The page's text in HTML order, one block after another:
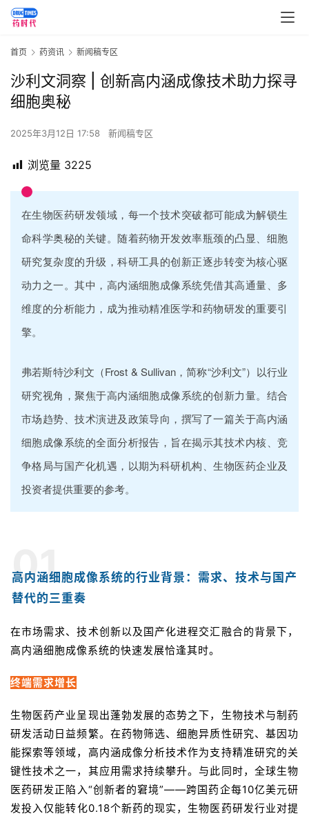
首页 药资讯 新闻稿专区
沙利文洞察 | 创新高内涵成像技术助力探寻
细胞奥秘
2025年3月12日 17:58 新闻稿专区
浏览量 3225
在生物医药研发领域，每一个技术突破都可能成为解锁生
命科学奥秘的关键。随着药物开发效率瓶颈的凸显、细胞
研究复杂度的升级，科研工具的创新正逐步转变为核心驱
动力之一。其中，高内涵细胞成像系统凭借其高通量、多
维度的分析能力，成为推动精准医学和药物研发的重要引
擎。
弗若斯特沙利文（Frost & Sullivan，简称“沙利文”）以行业
研究视角，聚焦于高内涵细胞成像系统的创新力量。结合
市场趋势、技术演进及政策导向，撰写了一篇关于高内涵
细胞成像系统的全面分析报告，旨在揭示其技术内核、竞
争格局与国产化机遇，以期为科研机构、生物医药企业及
投资者提供重要的参考。
01
高内涵细胞成像系统的行业背景：需求、技术与国产
替代的三重奏
在市场需求、技术创新以及国产化进程交汇融合的背景下，
高内涵细胞成像系统的快速发展恰逢其时。
终端需求增长
生物医药产业呈现出蓬勃发展的态势之下，生物技术与制药
研发活动日益频繁。在药物筛选、细胞异质性研究、基因功
能探索等领域，高内涵成像分析技术作为支持精准研究的关
键性技术之一，其应用需求持续攀升。与此同时，全球生物
医药研发正陷入“创新者的窘境”——跨国药企每10亿美元研
发投入仅能转化0.18个新药的现实，生物医药研发行业对提